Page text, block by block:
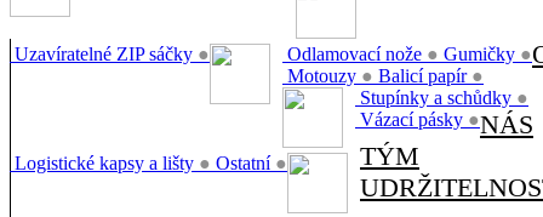
Uzavíratelné ZIP sáčky ● Odlamovací nože ● Gumičky ●
Motouzy ● Balicí papír ●
Stupínky a schůdky ●
Vázací pásky ●
Logistické kapsy a lišty ● Ostatní ●
NÁS
TÝM